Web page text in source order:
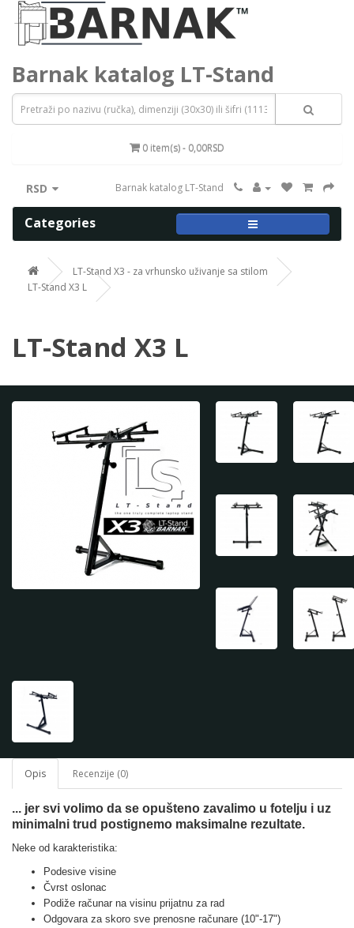
Barnak katalog LT-Stand
0 item(s) - 0,00RSD
RSD Barnak katalog LT-Stand
Categories
LT-Stand X3 - za vrhunsko uživanje sa stilom
LT-Stand X3 L
LT-Stand X3 L
Opis Recenzije (0)
... jer svi volimo da se opušteno zavalimo u fotelju i uz
minimalni trud postignemo maksimalne rezultate.
Neke od karakteristika:
Podesive visine
Čvrst oslonac
Podiže računar na visinu prijatnu za rad
Odgovara za skoro sve prenosne računare (10"-17")